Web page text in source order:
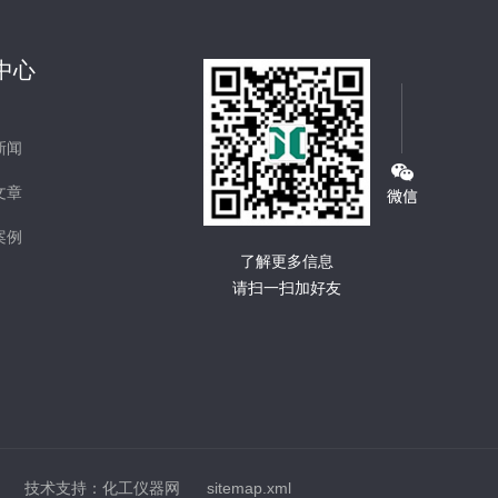
心
闻
章
例
了解更多信息
请扫一扫加好友
术支持： 化工仪器网 sitemap.xml